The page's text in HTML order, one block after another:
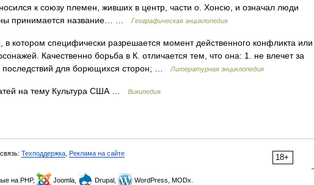
к союзу племен, живших в центр, части о. Хонсю, и означал люди
принимается название… …
Географическая энциклопедия
котором специфически разрешается момент действенного конфликта или
Качественно борьба в К. отличается тем, что она: 1. не влечет за
последствий для борющихся сторон; …
Литературная энциклопедия
на тему Культура США … Википедия
18+
Техподдержка Реклама на сайте
на PHP, Joomla, Drupal, WordPress, MODx.